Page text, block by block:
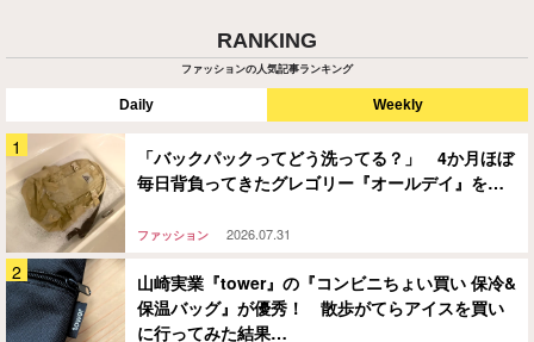
RANKING
ファッションの人気記事ランキング
Daily Weekly
「バックパックってどう洗ってる？」 4か月ほぼ
毎日背負ってきたグレゴリー『オールデイ』を…
ファッション 2026.07.31
山崎実業『tower』の『コンビニちょい買い 保冷&
保温バッグ』が優秀！ 散歩がてらアイスを買い
に行ってみた結果…